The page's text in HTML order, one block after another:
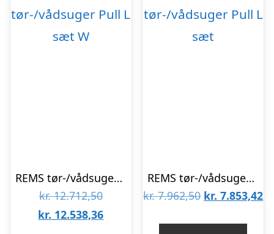
REMS tør-/vådsuger Pull L sæt W
kr.12.712,50Den
oprindelige
kr. 12.538,36Den
REMS tør-/vådsuger Pull L sæt
kr.7.962,50 Den
kr. 7.853,42